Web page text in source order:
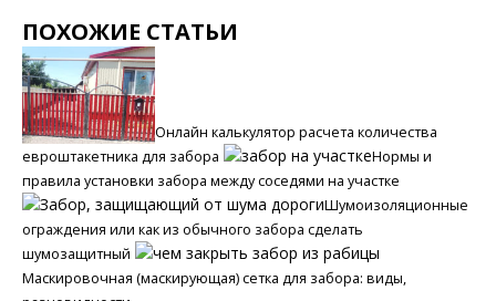
ПОХОЖИЕ СТАТЬИ
Онлайн калькулятор расчета количества
евроштакетника для забора
Нормы и
правила установки забора между соседями на участке
Шумоизоляционные
ограждения или как из обычного забора сделать
шумозащитный
Маскировочная (маскирующая) сетка для забора: виды,